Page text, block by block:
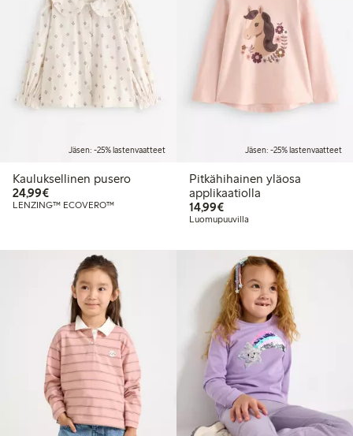
Jäsen: -25% lastenvaatteet
Kauluksellinen pusero
24,99€24,99 €
LENZING™ ECOVERO™
Jäsen: -25% lastenvaatteet
Pitkähihainen yläosa
applikaatiolla
14,99€14,99 €
Luomupuuvilla